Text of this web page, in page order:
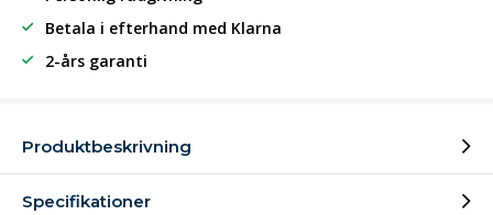
Betala i efterhand med Klarna
2-års garanti
Produktbeskrivning
Specifikationer